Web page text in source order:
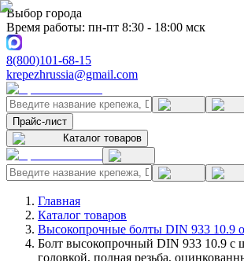
Выбор города
Время работы: пн-пт 8:30 - 18:00 мск
8(800)101-68-15
krepezhrussia@gmail.com
Прайс-лист
Каталог товаров
Главная
Каталог товаров
Высокопрочные болты DIN 933 10.9
Болт высокопрочный DIN 933 10.9 с
головкой, полная резьба,